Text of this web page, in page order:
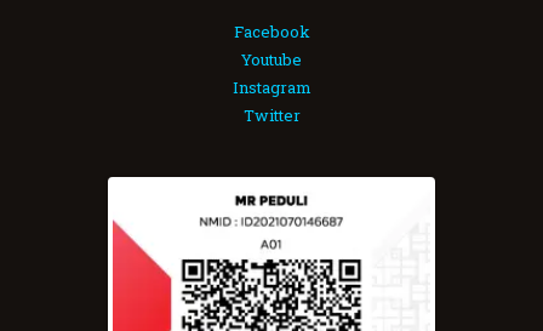
Facebook
Youtube
Instagram
Twitter